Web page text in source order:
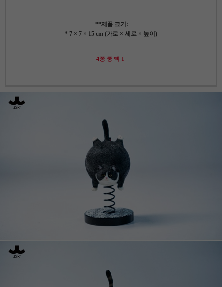
**제품 크기:
* 7 × 7 × 15 cm (가로 × 세로 × 높이)
4종 중 택 1